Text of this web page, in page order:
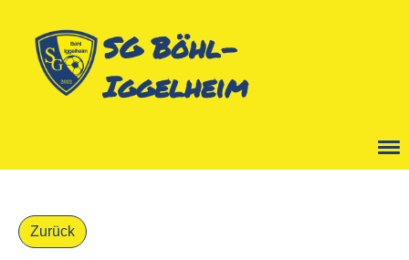
SG Böhl-
Iggelheim
Zurück